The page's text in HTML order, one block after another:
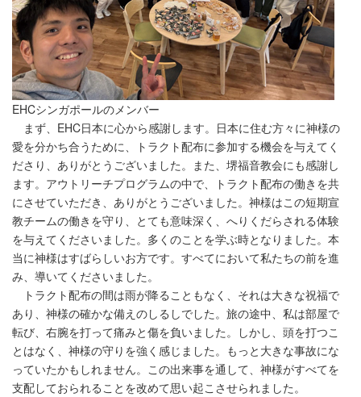
EHCシンガポールのメンバー
まず、EHC日本に心から感謝します。日本に住む方々に神様の
愛を分かち合うために、トラクト配布に参加する機会を与えてく
ださり、ありがとうございました。また、堺福音教会にも感謝し
ます。アウトリーチプログラムの中で、トラクト配布の働きを共
にさせていただき、ありがとうございました。神様はこの短期宣
教チームの働きを守り、とても意味深く、へりくだらされる体験
を与えてくださいました。多くのことを学ぶ時となりました。本
当に神様はすばらしいお方です。すべてにおいて私たちの前を進
み、導いてくださいました。
トラクト配布の間は雨が降ることもなく、それは大きな祝福で
あり、神様の確かな備えのしるしでした。旅の途中、私は部屋で
転び、右腕を打って痛みと傷を負いました。しかし、頭を打つこ
とはなく、神様の守りを強く感じました。もっと大きな事故にな
っていたかもしれません。この出来事を通して、神様がすべてを
支配しておられることを改めて思い起こさせられました。